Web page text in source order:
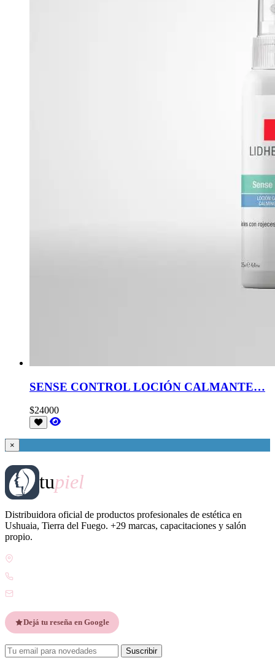
SENSE CONTROL LOCIÓN CALMANTE…
$24000
×
tupiel
Distribuidora oficial de productos profesionales de estética en
Ushuaia, Tierra del Fuego. +29 marcas, capacitaciones y salón
propio.
Dejá tu reseña en Google
Suscribir